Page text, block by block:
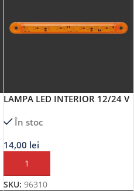
LAMPA LED INTERIOR 12/24 V
În stoc
14,00 lei
ADAUGĂ ÎN COȘ
SKU: 96310